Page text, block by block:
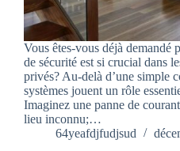
Vous êtes-vous déjà demandé
de sécurité est si crucial dans
privés? Au-delà d’une simple
systèmes jouent un rôle
Imaginez une panne de
lieu inconnu;…
64yeafdjfudjsud